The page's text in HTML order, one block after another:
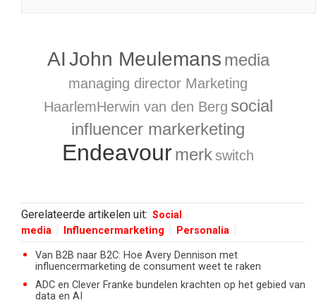
AIJohn Meulemans media
managing director Marketing
HaarlemHerwin van den Berg social
influencer markerketing
Endeavourmerkswitch
Gerelateerde artikelen uit: Social
media
Influencermarketing Personalia
Van B2B naar B2C: Hoe Avery Dennison met
influencermarketing de consument weet te raken
ADC en Clever Franke bundelen krachten op het gebied van
data en AI